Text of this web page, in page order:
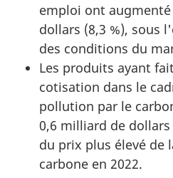
emploi ont
dollars (8,3 %), sous
des conditions du
Les produits ayant
cotisation dans le
pollution par le
0,6 milliard de
du prix plus élevé de
carbone en 2022.